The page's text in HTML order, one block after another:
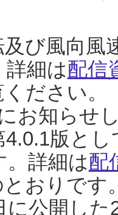
び風向風
細は配信
ください。
お知らせ
4.0.1版と
詳細は配
おりです
に公開し